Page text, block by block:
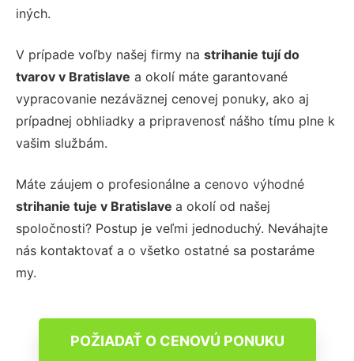
iných.
V prípade voľby našej firmy na strihanie tujído
tvarov v Bratislave a okolí máte garantované
vypracovanie nezáväznej cenovej ponuky, ako aj
prípadnej obhliadky a pripravenosť nášho tímu plne k
vašim službám.
Máte záujem o profesionálne a cenovo výhodné
strihanie tuje v Bratislave a okolí od našej
spoločnosti? Postup je veľmi jednoduchý. Neváhajte
nás kontaktovať a o všetko ostatné sa postaráme
my.
POŽIADAŤ O CENOVÚ PONUKU